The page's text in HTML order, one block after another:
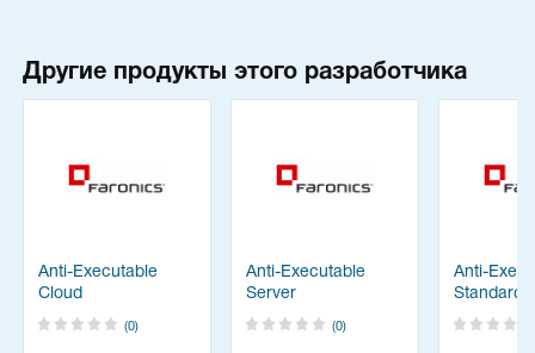
Другие продукты этого разработчика
Anti-Executable
Cloud
(0)
Anti-Executable
Server
(0)
Anti-
Standard